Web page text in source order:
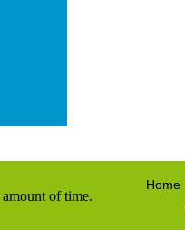
Home